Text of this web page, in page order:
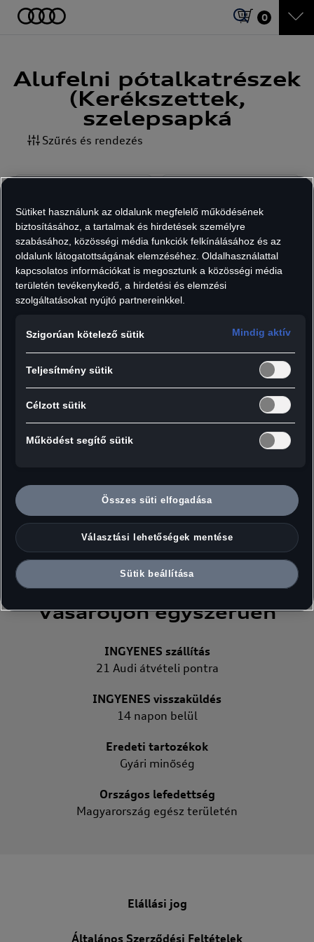
0
Alufelni pótalkatrészek
(Kerékszettek,
szelepsapká
Szűrés és rendezés
Audi dinamikus
felniközép
Audi keréktároló
Ft
Vásároljon egyszerűen
INGYENES szállítás
21 Audi átvételi pontra
INGYENES visszaküldés
14 napon belül
Eredeti tartozékok
Gyári minőség
Országos lefedettség
Magyarország egész területén
Elállási jog
Általános Szerződési Feltételek
Sütiket használunk az oldalunk megfelelő működésének
biztosításához, a tartalmak és hirdetések személyre
szabásához, közösségi média funkciók felkínálásához és az
oldalunk látogatottságának elemzéséhez. Oldalhasználattal
kapcsolatos információkat is megosztunk a közösségi média
területén tevékenykedő, a hirdetési és elemzési
szolgáltatásokat nyújtó partnereinkkel.
Szigorúan kötelező sütik Mindig aktív
Teljesítmény sütik
Célzott sütik
Működést segítő sütik
Összes süti elfogadása
Választási lehetőségek mentése
Sütik beállítása